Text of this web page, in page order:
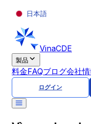
日本語
VinaCDE
製品
料金FAQブログ会社情
ログイン